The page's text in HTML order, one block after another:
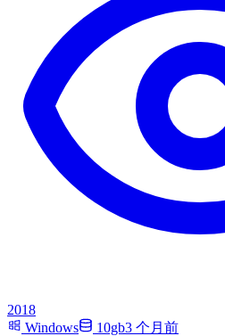
2018
Windows
10gb3 个月前